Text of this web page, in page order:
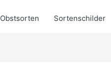
Obstsorten Sortenschilder